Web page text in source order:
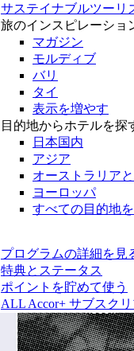
サステイナブルツーリ
旅のインスピレーショ
マガジン
モルディブ
バリ
タイ
表示を増やす
目的地からホテルを探
日本国内
アジア
オーストラリア
ヨーロッパ
すべての目的地
プログラムの詳細を見
特典とステータス
ポイントを貯めて使う
ALL Accor+ サブスク